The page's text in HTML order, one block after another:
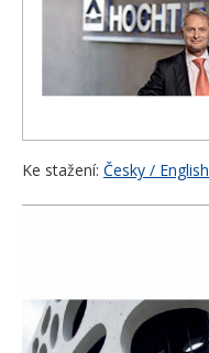
Ke stažení: Česky / English